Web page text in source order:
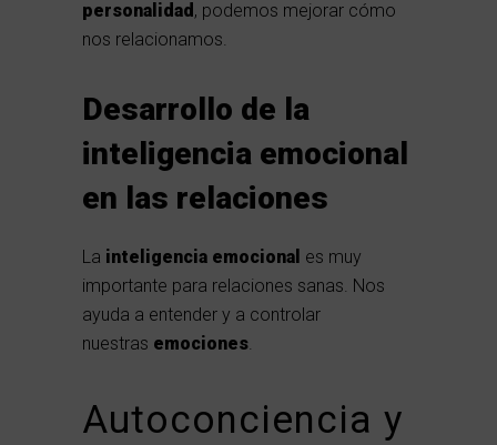
personalidad , podemos mejorar cómo
nos relacionamos.
Desarrollo de la
inteligencia emocional
en las relaciones
La inteligencia emocional es muy
importante para relaciones sanas. Nos
ayuda a entender y a controlar
nuestras emociones.
Autoconciencia y